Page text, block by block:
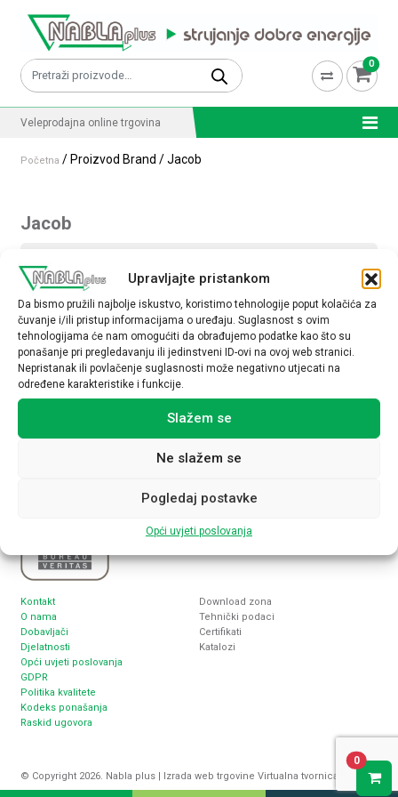
Upravljajte pristankom
Da bismo pružili najbolje iskustvo, koristimo tehnologije poput kolačića za
čuvanje i/ili pristup informacijama o uređaju. Suglasnost s ovim
tehnologijama će nam omogućiti da obrađujemo podatke kao što su
ponašanje pri pregledavanju ili jedinstveni ID-ovi na ovoj web stranici.
Nepristanak ili povlačenje suglasnosti može negativno utjecati na
određene karakteristike i funkcije.
Slažem se
Ne slažem se
Pogledaj postavke
Opći uvjeti poslovanja
Pretraži: 0
Veleprodajna online trgovina
Početna / Proizvod Brand / Jacob
Jacob
odabiru.
Nabla plus d.o.o.
Inženjering, proizvodnja i trgovina
elektrotehničkim proizvodima
Sjedište
www.nabla-plus.hr
nabla@nabla-plus.hr
Kontakt
O nama
Dobavljači
Djelatnosti
Opći uvjeti poslovanja
GDPR
Politika kvalitete
Kodeks ponašanja
Raskid ugovora
Download zona
Tehnički podaci
Certifikati
Katalozi
© Copyright 2026. Nabla plus | Izrada web trgovine Virtualna tvornica
0